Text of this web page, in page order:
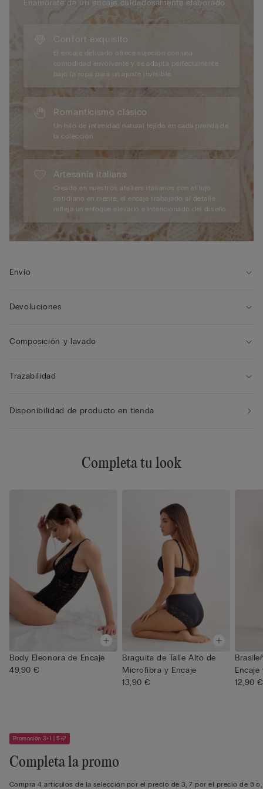
Enamórate de un encaje cuidadosamente elaborado.
Confort exquisito
El encaje delicado ofrece sujeción con una
comodidad envolvente y se adapta perfectamente
bajo la ropa para un ajuste invisible.
Romanticismo clásico
Un hilo de intimidad natural tejido en cada prenda de
la colección.
Artesanía italiana
Creado en nuestros ateliers italianos con el lujo
cotidiano en mente, el encaje trabajado al detalle
refleja un enfoque elevado e intencionado del diseño.
Envío
Devoluciones
Composición y lavado
Trazabilidad
Disponibilidad de producto en tienda
Completa tu look
Body Eleonora de Encaje
49,90 €
Braguita de Talle Alto de
Microfibra y Encaje
13,90 €
12,90 €
Promoción 3+1 | 5+2
Completa la promo
Compra 4 artículos de la selección por el precio de 3, 7 por el precio de 5 o,